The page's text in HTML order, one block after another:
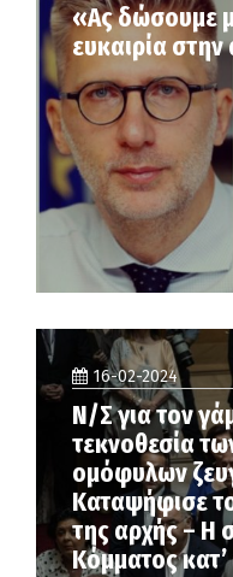
«Ας δώσουμε
ευκαιρία
16-02-2024
Ν/Σ για τον
τεκνοθεσία
ομόφυλων
Καταψήφισε
της αρχής – Η
Κόμματος